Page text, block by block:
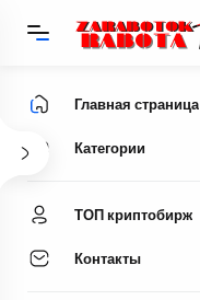
Главная страница
Категории
ТОП криптобирж
Контакты